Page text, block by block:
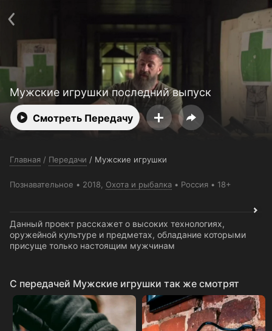
Мужские игрушки последний выпуск
Смотреть Передачу
Главная / Передачи / Мужские игрушки
Познавательное 2018, Охота и рыбалка Россия 18+
Данный проект расскажет о высоких технологиях,
оружейной культуре и предметах, обладание которыми
присуще только настоящим мужчинам
C передачей Мужские игрушки так же смотрят
Политика конфиденциальности
Для партнёров
Открыть приложение
Ввести промокод
Установить на ТВ
Бесплатные каналы